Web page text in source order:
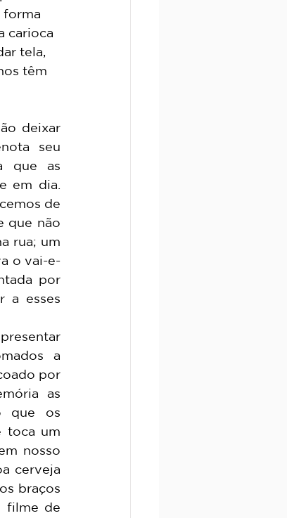
forma
carioca
tela,
têm
seu
que as
em dia.
de
que não
rua; um
o vai-e-
por
a esses
a
por
as
que os
toca um
nosso
cerveja
braços
filme de